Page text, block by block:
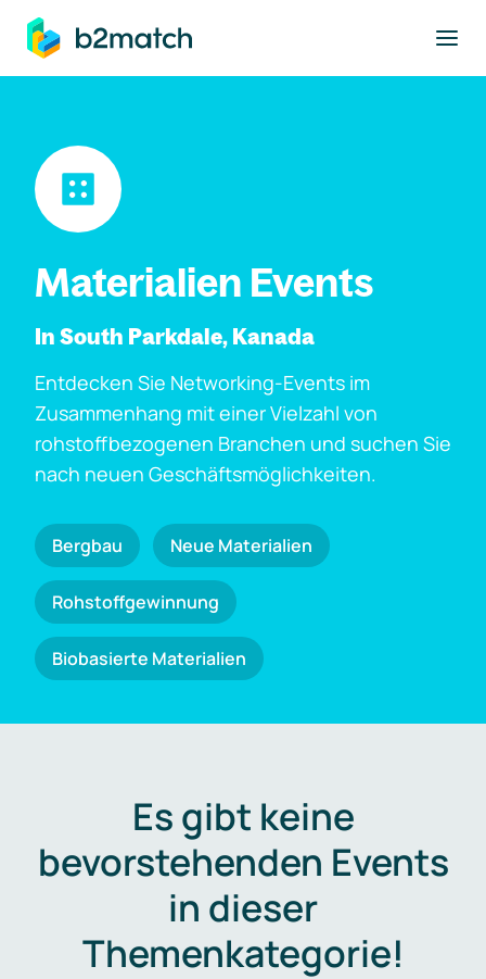
springen
Materialien Events
In South Parkdale, Kanada
Entdecken Sie Networking-Events im
Zusammenhang mit einer Vielzahl von
rohstoffbezogenen Branchen und suchen Sie
nach neuen Geschäftsmöglichkeiten.
Bergbau Neue Materialien
Rohstoffgewinnung
Biobasierte Materialien
Es gibt keine
bevorstehenden Events
in dieser
Themenkategorie!